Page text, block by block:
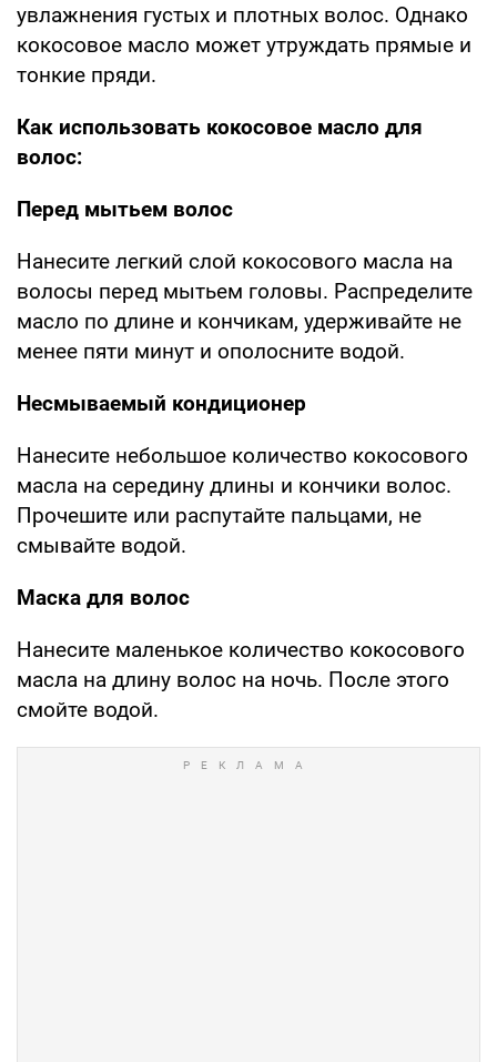
увлажнения густых и плотных волос. Однако
кокосовое масло может утруждать прямые и
тонкие пряди.
Как использовать кокосовое масло для
волос:
Перед мытьем волос
Нанесите легкий слой кокосового масла на
волосы перед мытьем головы. Распределите
масло по длине и кончикам, удерживайте не
менее пяти минут и ополосните водой.
Несмываемый кондиционер
Нанесите небольшое количество кокосового
масла на середину длины и кончики волос.
Прочешите или распутайте пальцами, не
смывайте водой.
Маска для волос
Нанесите маленькое количество кокосового
масла на длину волос на ночь. После этого
смойте водой.